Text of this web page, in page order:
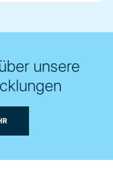
unsere